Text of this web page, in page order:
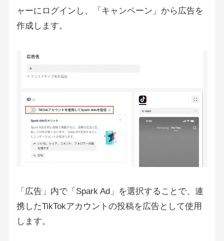
ャーにログインし、「キャンペーン」から広告を
作成します。
「広告」内で「Spark Ad」を選択することで、連
携したTikTokアカウントの投稿を広告として使用
します。